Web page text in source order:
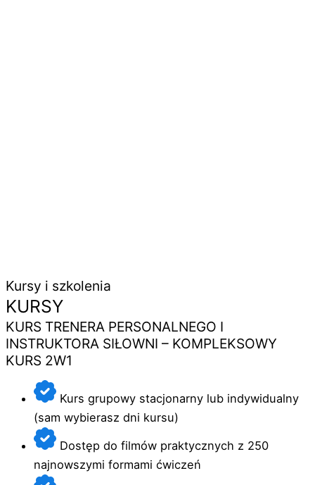
Kursy i szkolenia
KURSY
KURS TRENERA PERSONALNEGO I
INSTRUKTORA SIŁOWNI – KOMPLEKSOWY
KURS 2W1
Kurs grupowy stacjonarny lub indywidualny
(sam wybierasz dni kursu)
Dostęp do filmów praktycznych z 250
najnowszymi formami ćwiczeń